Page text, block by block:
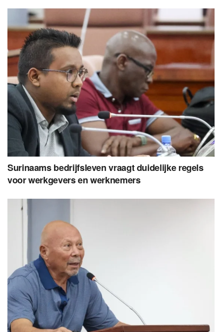
Surinaams bedrijfsleven vraagt duidelijke regels
voor werkgevers en werknemers